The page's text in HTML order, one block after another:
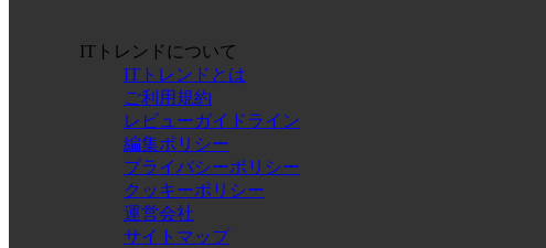
ITトレンドについて
ITトレンドとは
ご利用規約
レビューガイドライン
編集ポリシー
プライバシーポリシー
クッキーポリシー
運営会社
サイトマップ